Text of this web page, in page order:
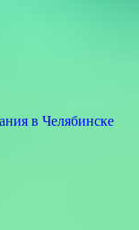
в Челябинске